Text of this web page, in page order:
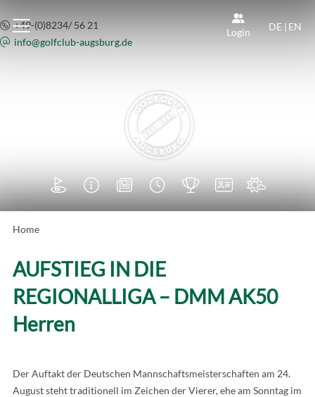
Login DE | EN
+49-(0)8234/ 56 21
info@golfclub-augsburg.de
      
Home
AUFSTIEG IN DIE
REGIONALLIGA – DMM AK50
Herren
Der Auftakt der Deutschen Mannschaftsmeisterschaften am 24.
August steht traditionell im Zeichen der Vierer, ehe am Sonntag im